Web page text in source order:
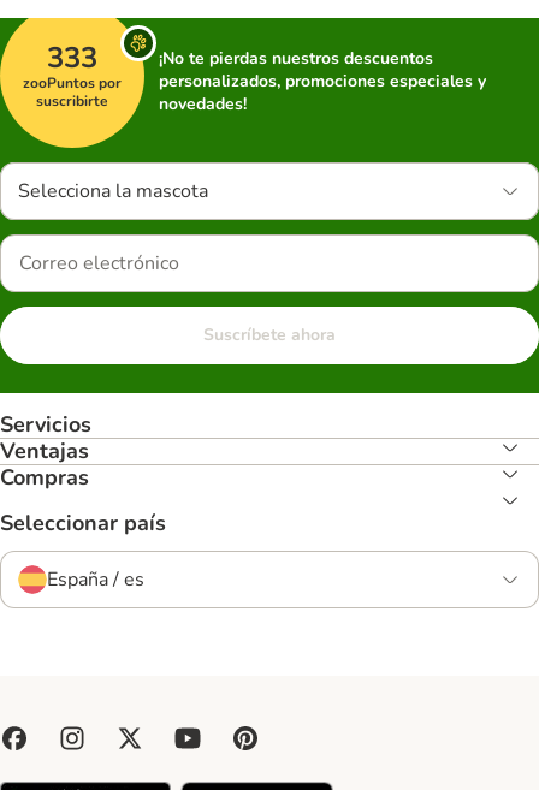
333
zooPuntos por
suscribirte
¡No te pierdas nuestros descuentos
personalizados, promociones especiales y
novedades!
Selecciona la mascota
Suscríbete ahora
Servicios
Ventajas
Compras
Seleccionar país
España / es